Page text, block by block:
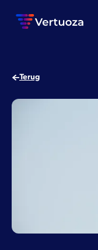
Terug